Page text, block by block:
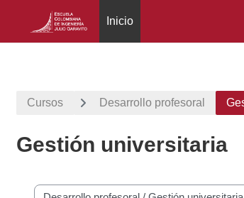
Inicio
Cursos Desarrollo profesoral
Gestión universitaria